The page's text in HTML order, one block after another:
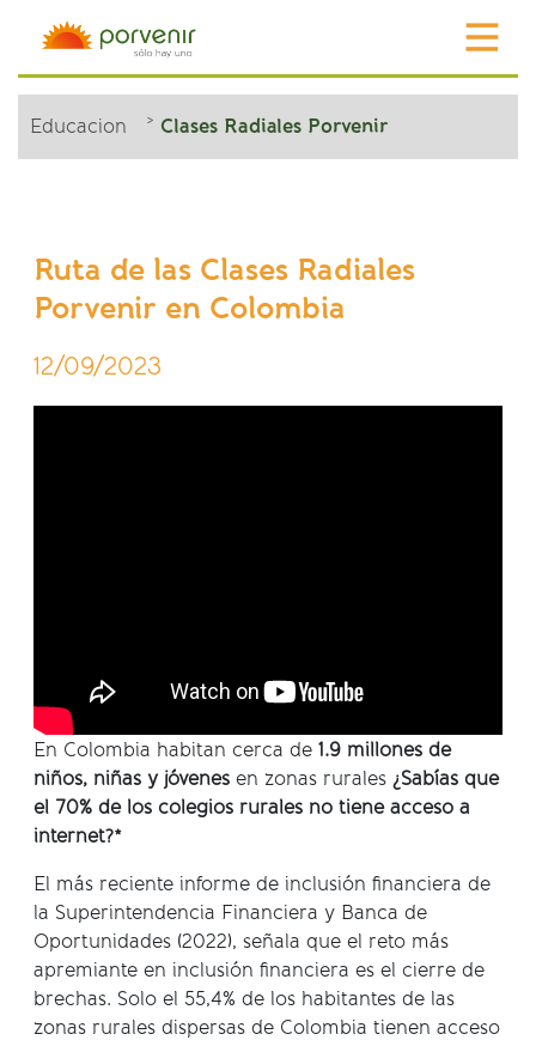
Educacion Clases Radiales Porvenir
Ruta de las Clases Radiales
Porvenir en Colombia
12/09/2023
En Colombia habitan cerca de 1.9 millones de
niños, niñas y jóvenesen zonas rurales ¿Sabías que
el 70% de los colegios rurales no tiene acceso a
internet?*
El más reciente informe de inclusión financiera de
la Superintendencia Financiera y Banca de
Oportunidades (2022), señala que el reto más
apremiante en inclusión financiera es el cierre de
brechas. Solo el 55,4% de los habitantes de las
zonas rurales dispersas de Colombia tienen acceso